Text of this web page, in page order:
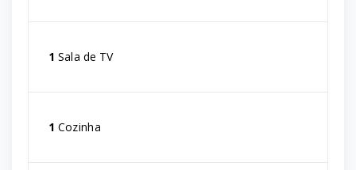
1 Sala de TV
1 Cozinha